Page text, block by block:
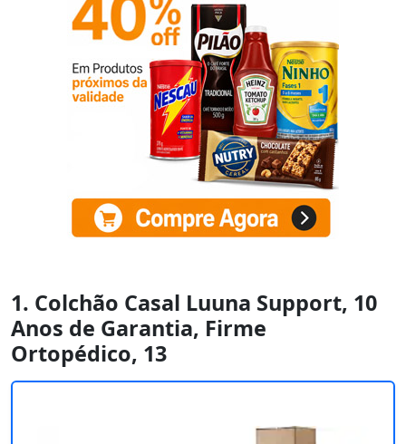
1. Colchão Casal Luuna Support, 10
Anos de Garantia, Firme
Ortopédico, 13